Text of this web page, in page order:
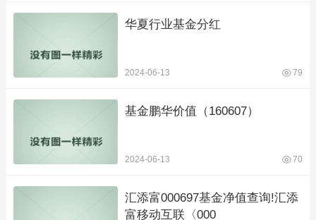
华夏行业基金分红
2024-06-13 79
基金鹏华价值（160607）
2024-06-13 70
汇添富000697基金净值查询!汇添
富移动互联〈000